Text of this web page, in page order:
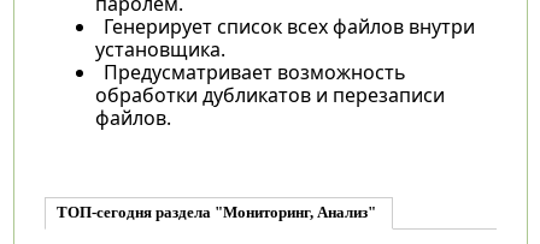
Генерирует список всех файлов внутри
установщика.
Предусматривает возможность
обработки дубликатов и перезаписи
файлов.
ТОП-сегодня раздела "Мониторинг, Анализ"